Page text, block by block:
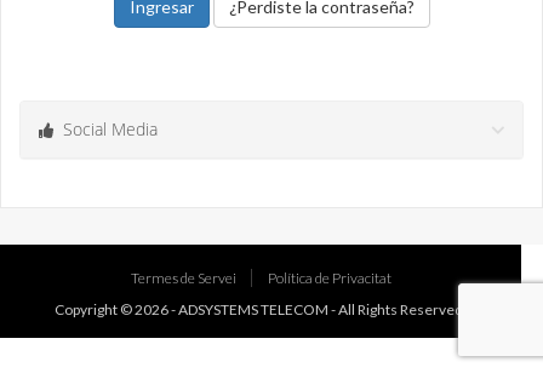
¿Perdiste la contraseña?
Social Media
Termes de Servei
Política de Privacitat
Copyright © 2026 -ADSYSTEMS TELECOM - All Rights Reserved.